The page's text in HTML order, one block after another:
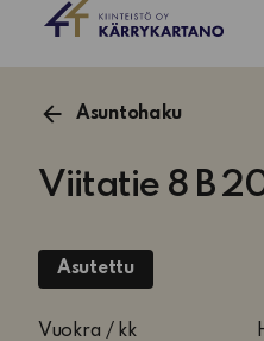
Asuntohaku
Viitatie 8 B
Asutettu
Vuokra / kk